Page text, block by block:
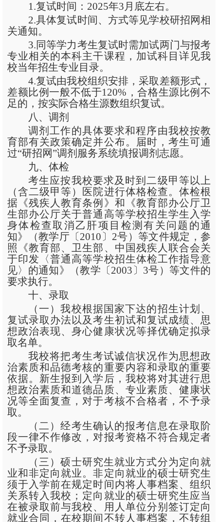
1.复试时间：2025年3月底左右。
2.具体复试时间、方式等见学校研招网相
关通知。
3.同等学力考生复试时需加试两门与报考
专业相关的本科主干课程，加试科目详见我
校当年招生专业目录。
4.复试由我校组织安排，采取差额形式，
差额比例一般不低于120%，合格生源比例不
足的，按实际合格生源数组织复试。
八、调剂
调剂工作的具体要求和程序由我校按教
育部有关政策确定并公布。届时，考生可通
过“研招网”调剂服务系统填报调剂志愿。
九、体检
考生应按我校要求及时到二级甲等以上
（含二级甲等）医院进行体格检查。体检根
据《残疾人教育条例》和《教育部办公厅卫
生部办公厅关于普通高等学校招生学生入学
身体检查取消乙肝项目检测有关问题的通
知》（教学厅〔2010〕2号）等文件规定，参
照《教育部、卫生部、中国残疾人联合会关
于印发〈普通高等学校招生体检工作指导意
见〉的通知》（教学〔2003〕3号）等文件的
要求执行。
十、录取
（一）我校根据国家下达的招生计划、
复试录取办法以及考生初试和复试成绩、思
想政治表现、身心健康状况等择优确定拟录
取名单。
我校将把考生考试诚信状况作为思想政
治素质和品德考核的重要内容和录取的重要
依据。新生报到入学后，我校将对其进行思
想政治素质和道德品质、专业素质、健康状
况等全面复查，对于考核不合格者，不予录
取。
（二）经考生确认的报考信息在录取阶
段一律不作修改，对报考资格不符合规定者
不予录取。
（三）硕士研究生就业方式分为定向就
业和非定向就业。非定向就业的硕士研究生
须于入学前在规定时间内将人事档案、组织
关系转入我校；定向就业的硕士研究生应当
在被录取前与我校、用人单位分别签订定向
就业合同，在校期间不转人事档案，不转组